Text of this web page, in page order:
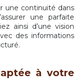
une continuité dans
une parfaite
ainsi d’une vision
des informations
à votre